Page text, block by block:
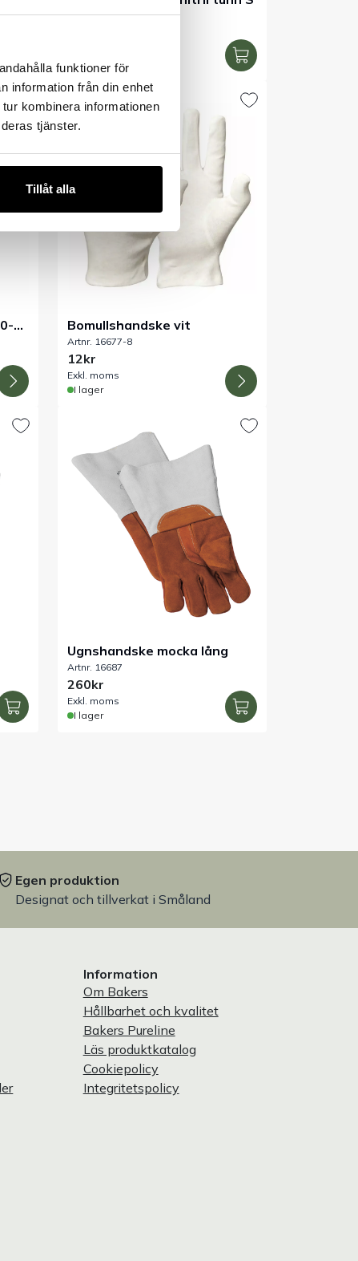
funktioner för
information från din enhet
kombinera informationen
tjänster.
Tillåt alla
Artnr. 16673-T-S
I lager
Bomullshandske vit
Artnr. 16677-8
12kr
Exkl. moms
I lager
Ugnshandske mocka lång
Artnr. 16687
260kr
Exkl. moms
I lager
Egen produktion
Designat och tillverkat i Småland
Information
Om Bakers
Hållbarhet och kvalitet
Bakers Pureline
Läs produktkatalog
Cookiepolicy
Integritetspolicy